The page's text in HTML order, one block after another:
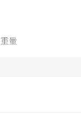
重量